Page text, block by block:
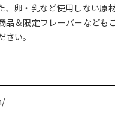
、卵・乳など使用しない原
品＆限定フレーバーなども
い。